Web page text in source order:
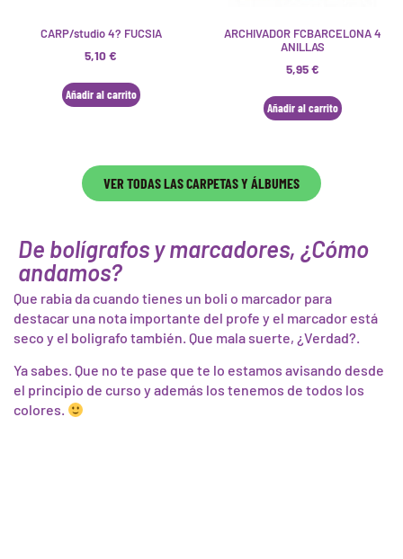
CARP/studio 4? FUCSIA
5,10€
Añadir al carrito
ARCHIVADOR FCBARCELONA 4
ANILLAS
5,95€
Añadir al carrito
VER TODAS LAS CARPETAS Y ÁLBUMES
De bolígrafos y marcadores, ¿Cómo
andamos?
Que rabia da cuando tienes un boli o marcador para
destacar una nota importante del profe y el marcador está
seco y el boligrafo también. Que mala suerte, ¿Verdad?.
Ya sabes. Que no te pase que te lo estamos avisando desde
el principio de curso y además los tenemos de todos los
colores.